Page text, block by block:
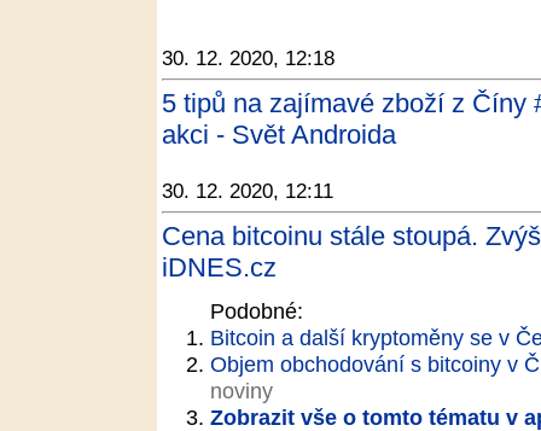
30. 12. 2020, 12:18
5 tipů na zajímavé zboží z Číny
akci - Svět Androida
30. 12. 2020, 12:11
Cena bitcoinu stále stoupá.
iDNES.cz
Podobné:
Bitcoin a další kryptoměny se v
Objem obchodování s bitcoiny v
noviny
Zobrazit vše o tomto tématu v